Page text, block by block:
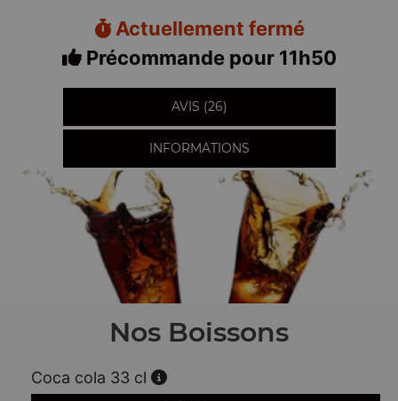
Actuellement fermé
Précommande pour 11h50
AVIS (26)
INFORMATIONS
Nos Boissons
Coca cola 33 cl